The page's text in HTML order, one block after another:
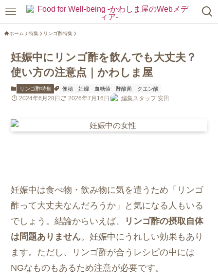
ホーム 特集 リンゴ酢特集
妊娠中にリンゴ酢を飲んでも大丈夫？
使い方の注意点｜かわしま屋
リンゴ酢特集 便秘 妊婦 血糖値 酢酸菌 クエン酸
2024年6月28日 2026年7月16日 編集スタッフ 安田
妊娠中は食べ物・飲み物に気を遣うため「リンゴ
酢って大丈夫なんだろうか」と気になる人もいる
でしょう。結論からいえば、
リンゴ酢の摂取自体
は問題ありません。妊娠中にうれしい効果もあり
ます。ただし、リンゴ酢が合うレシピの中には
NGなものもあるため注意が必要です。